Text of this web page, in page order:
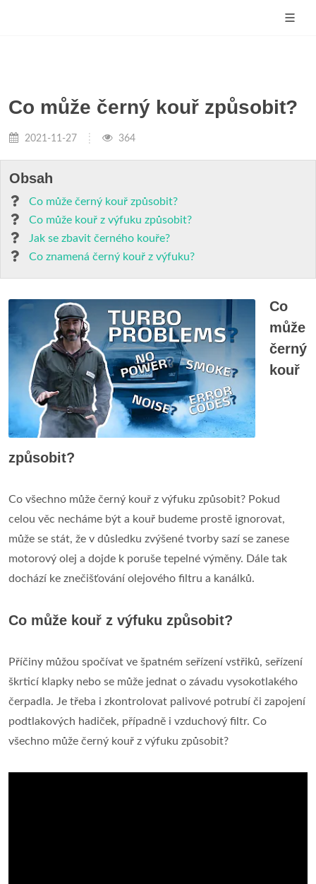
Co může černý kouř způsobit?
2021-11-27 364
Obsah
Co může černý kouř způsobit?
Co může kouř z výfuku způsobit?
Jak se zbavit černého kouře?
Co znamená černý kouř z výfuku?
Co
může
černý
kouř
způsobit?
Co všechno může černý kouř z výfuku způsobit? Pokud
celou věc necháme být a kouř budeme prostě ignorovat,
může se stát, že v důsledku zvýšené tvorby sazí se zanese
motorový olej a dojde k poruše tepelné výměny. Dále tak
dochází ke znečišťování olejového filtru a kanálků.
Co může kouř z výfuku způsobit?
Příčiny můžou spočívat ve špatném seřízení vstřiků, seřízení
škrticí klapky nebo se může jednat o závadu vysokotlakého
čerpadla. Je třeba i zkontrolovat palivové potrubí či zapojení
podtlakových hadiček, případně i vzduchový filtr. Co
všechno může černý kouř z výfuku způsobit?